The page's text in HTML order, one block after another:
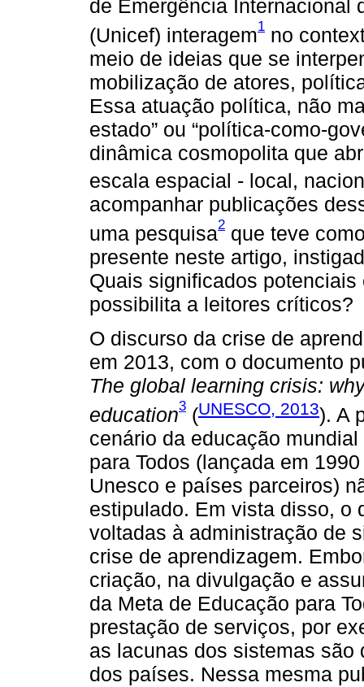
de Emergência Internacional
(Unicef) interagem1 no
meio de ideias que se
mobilização de atores,
Essa atuação política, não
estado” ou “política-como-
dinâmica cosmopolita que
escala espacial - local,
acompanhar publicações
uma pesquisa2 que teve
presente neste artigo,
Quais significados
possibilita a leitores críticos?
O discurso da crise de
em 2013, com o documento
The global learning crisis:
education3 (UNESCO, 2013). A
cenário da educação
para Todos (lançada em
Unesco e países parceiros)
estipulado. Em vista disso, o
voltadas à administração de
crise de aprendizagem.
criação, na divulgação e
da Meta de Educação para
prestação de serviços, por
as lacunas dos sistemas
dos países. Nessa mesma